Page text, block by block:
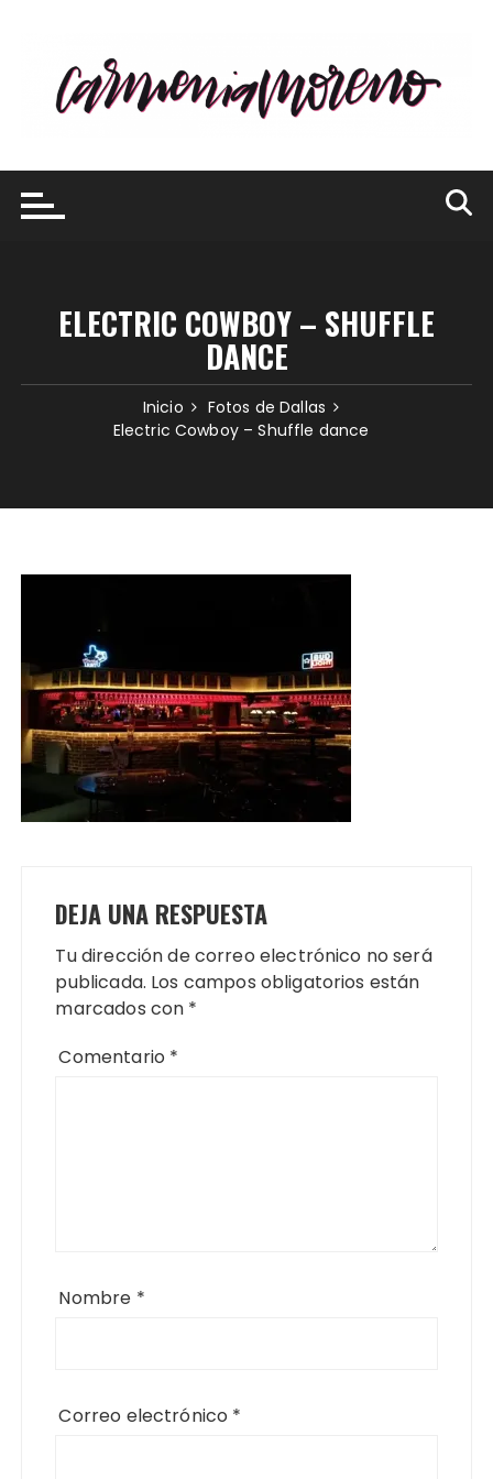
contenido
ELECTRIC COWBOY – SHUFFLE
DANCE
Inicio
Fotos de Dallas
Electric Cowboy – Shuffle dance
DEJA UNA RESPUESTA
Tu dirección de correo electrónico no será
publicada. Los campos obligatorios están
marcados con *
Comentario *
Nombre *
Correo electrónico *